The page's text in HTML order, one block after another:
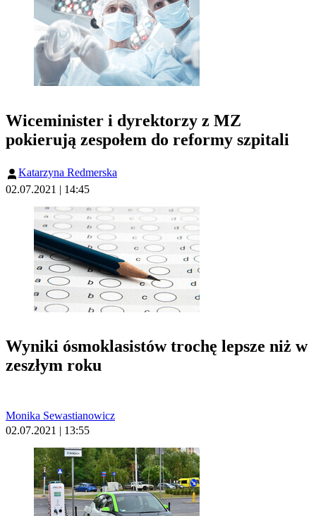
Wiceminister i dyrektorzy z MZ
pokierują zespołem do reformy szpitali
Katarzyna Redmerska
02.07.2021 | 14:45
Wyniki ósmoklasistów trochę lepsze niż w
zeszłym roku
Monika Sewastianowicz
02.07.2021 | 13:55